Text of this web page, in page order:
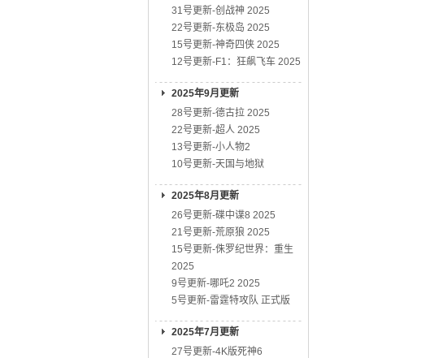
31号更新-创战神 2025
22号更新-东极岛 2025
15号更新-神奇四侠 2025
12号更新-F1：狂飙飞车 2025
2025年9月更新
28号更新-德古拉 2025
22号更新-超人 2025
13号更新-小人物2
10号更新-天国与地狱
2025年8月更新
26号更新-碟中谍8 2025
21号更新-荒原狼 2025
15号更新-侏罗纪世界：重生
2025
9号更新-哪吒2 2025
5号更新-雷霆特攻队 正式版
2025年7月更新
27号更新-4K版死神6